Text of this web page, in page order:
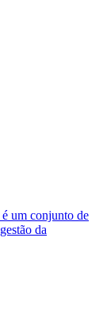
um conjunto de
da